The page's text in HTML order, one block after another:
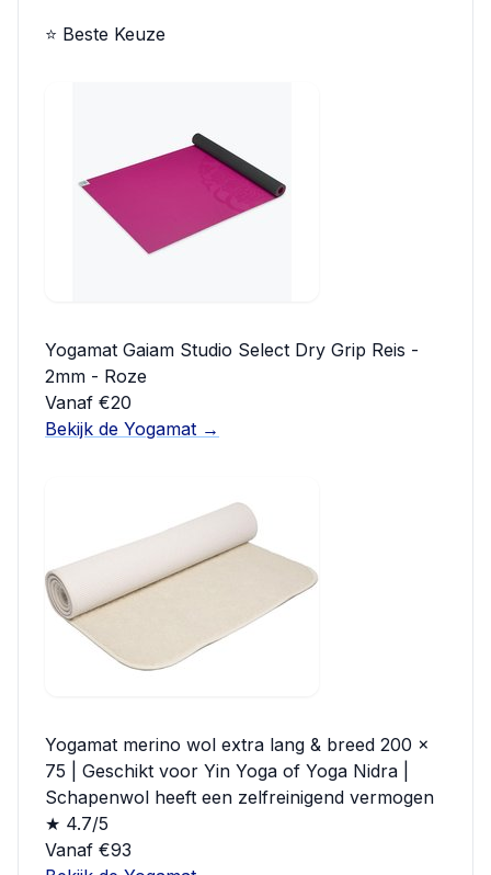
⭐ Beste Keuze
Yogamat Gaiam Studio Select Dry Grip Reis -
2mm - Roze
Vanaf €20
Bekijk de Yogamat →
Yogamat merino wol extra lang & breed 200 x
75 | Geschikt voor Yin Yoga of Yoga Nidra |
Schapenwol heeft een zelfreinigend vermogen
★ 4.7/5
Vanaf €93